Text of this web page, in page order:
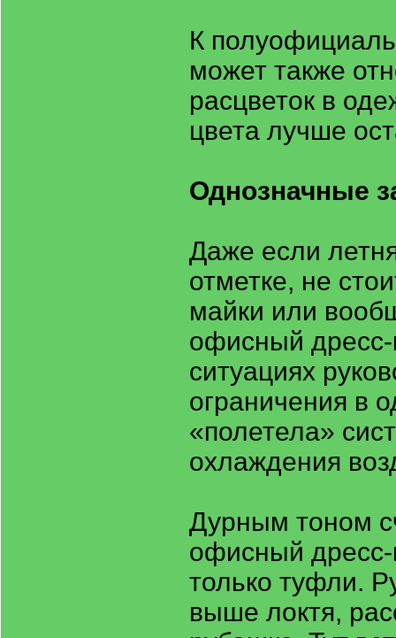
К
может также
расцветок в
цвета лучше
Однозначные
Даже если
отметке, не
майки или
офисный дресс-
ситуациях
ограничения в
«полетела»
охлаждения
Дурным тоном
офисный дресс-
только туфли.
выше локтя,